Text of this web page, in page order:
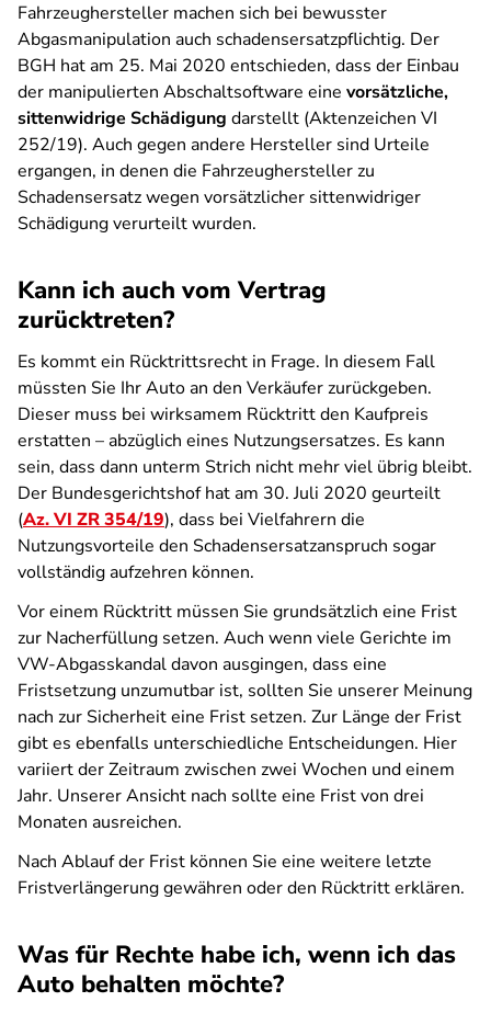
Fahrzeughersteller machen sich bei bewusster
Abgasmanipulation auch schadensersatzpflichtig. Der
BGH hat am 25. Mai 2020 entschieden, dass der Einbau
der manipulierten Abschaltsoftware eine vorsätzliche,
sittenwidrige Schädigung darstellt (Aktenzeichen VI
252/19). Auch gegen andere Hersteller sind Urteile
ergangen, in denen die Fahrzeughersteller zu
Schadensersatz wegen vorsätzlicher sittenwidriger
Schädigung verurteilt wurden.
Kann ich auch vom Vertrag
zurücktreten?
Es kommt ein Rücktrittsrecht in Frage. In diesem Fall
müssten Sie Ihr Auto an den Verkäufer zurückgeben.
Dieser muss bei wirksamem Rücktritt den Kaufpreis
erstatten – abzüglich eines Nutzungsersatzes. Es kann
sein, dass dann unterm Strich nicht mehr viel übrig bleibt.
Der Bundesgerichtshof hat am 30. Juli 2020 geurteilt
(Az. VI ZR 354/19), dass bei Vielfahrern die
Nutzungsvorteile den Schadensersatzanspruch sogar
vollständig aufzehren können.
Vor einem Rücktritt müssen Sie grundsätzlich eine Frist
zur Nacherfüllung setzen. Auch wenn viele Gerichte im
VW-Abgasskandal davon ausgingen, dass eine
Fristsetzung unzumutbar ist, sollten Sie unserer Meinung
nach zur Sicherheit eine Frist setzen. Zur Länge der Frist
gibt es ebenfalls unterschiedliche Entscheidungen. Hier
variiert der Zeitraum zwischen zwei Wochen und einem
Jahr. Unserer Ansicht nach sollte eine Frist von drei
Monaten ausreichen.
Nach Ablauf der Frist können Sie eine weitere letzte
Fristverlängerung gewähren oder den Rücktritt erklären.
Was für Rechte habe ich, wenn ich das
Auto behalten möchte?